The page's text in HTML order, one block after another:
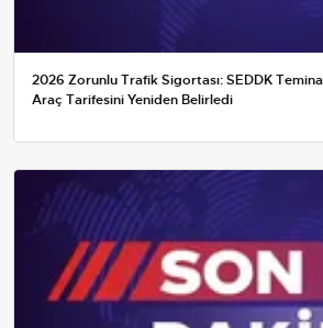
2026 Zorunlu Trafik Sigortası: SEDDK
Araç Tarifesini Yeniden Belirledi